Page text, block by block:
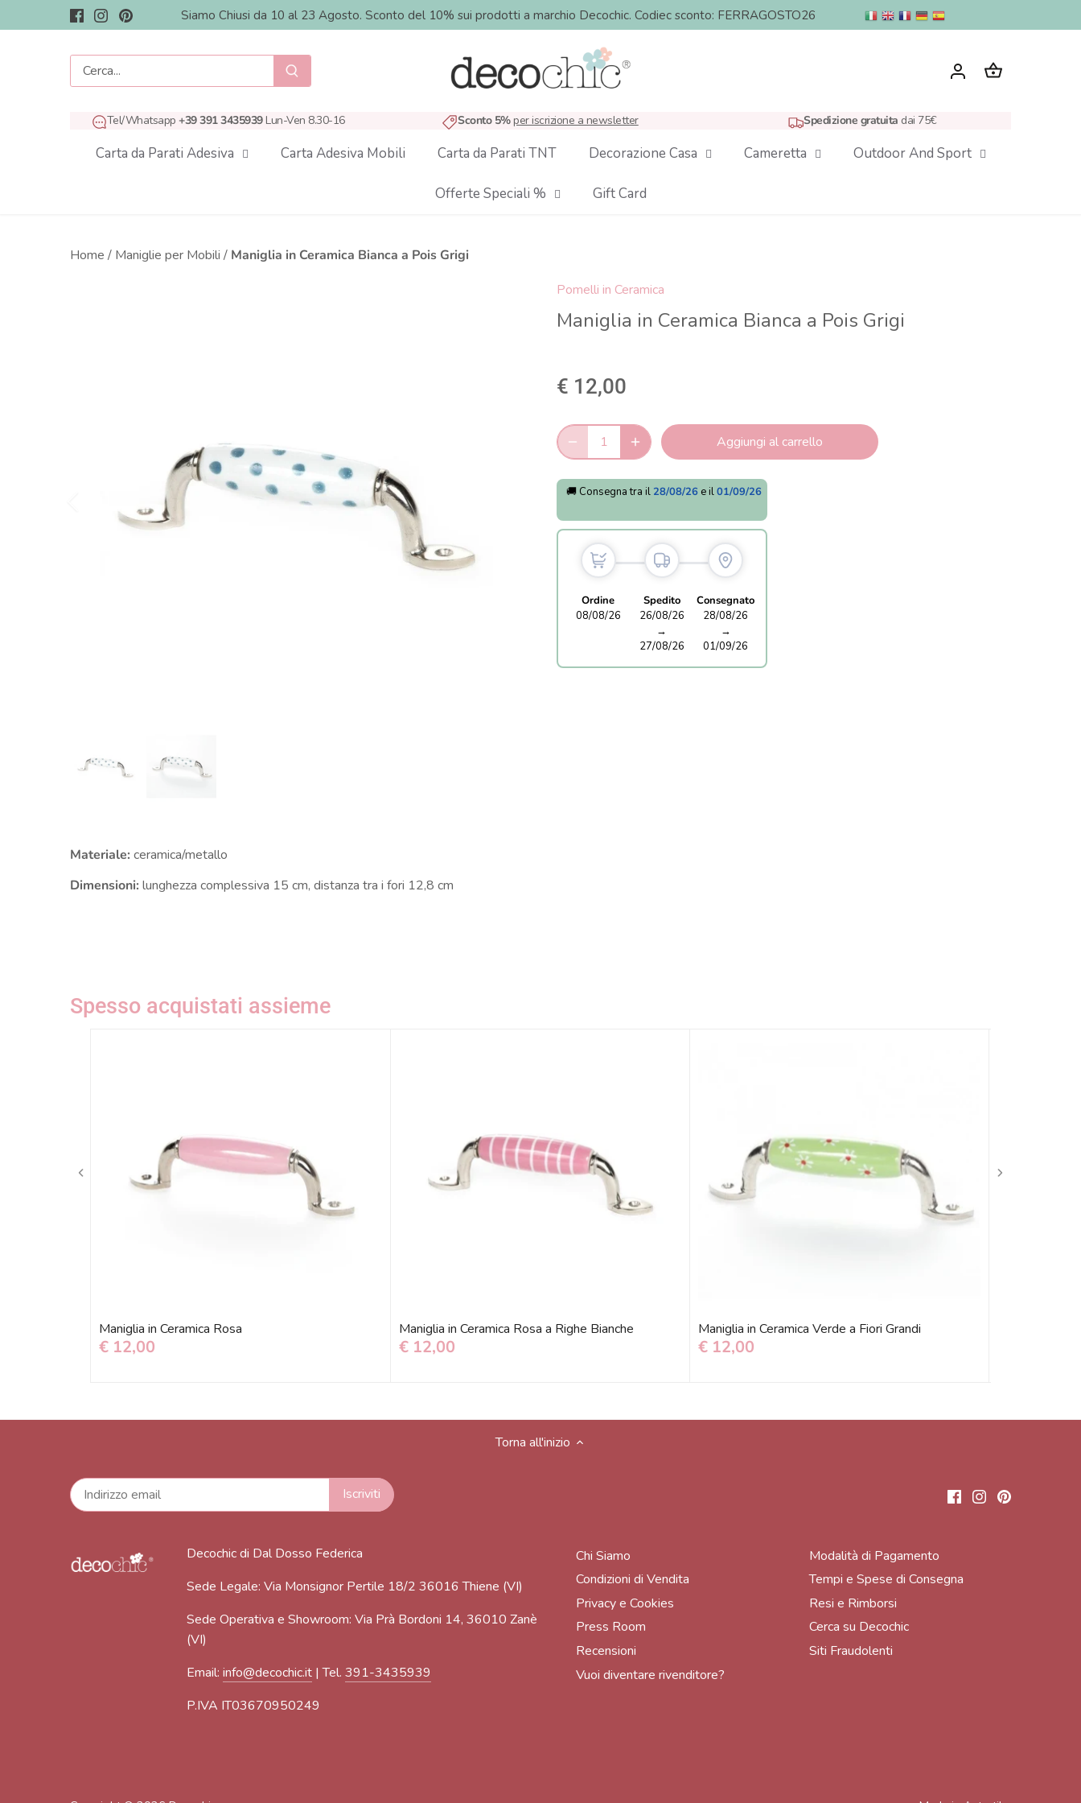
al
Siamo Chiusi da 10 al 23 Agosto. Sconto del 10% sui prodotti a marchio Decochic. Codiec sconto: FERRAGOSTO26
Tel/Whatsapp +39 391 3435939Lun-Ven 8.30-16 Sconto 5%per iscrizione a newsletter Spedizione gratuita dai 75€
Carta da Parati Adesiva Carta Adesiva Mobili Carta da Parati TNT Decorazione Casa Cameretta Outdoor And Sport
Offerte Speciali % Gift Card
Home / Maniglie per Mobili / Maniglia in Ceramica Bianca a Pois Grigi
Pomelli in Ceramica
Maniglia in Ceramica Bianca a Pois Grigi
€ 12,00
Aggiungi al carrello
🚚 Consegna tra il 28/08/26 e il01/09/26
Ordine
08/08/26
Spedito
26/08/26
→
27/08/26
Consegnato
28/08/26
→
01/09/26
Materiale: ceramica/metallo
Dimensioni:lunghezza complessiva 15 cm, distanza tra i fori 12,8 cm
Spesso acquistati assieme
Maniglia in Ceramica Rosa
€ 12,00
Maniglia in Ceramica Rosa a Righe Bianche
€ 12,00
Maniglia in Ceramica Verde a Fiori Grandi
€ 12,00
Torna all'inizio
Decochic di Dal Dosso Federica
Sede Legale: Via Monsignor Pertile 18/2 36016 Thiene (VI)
Sede Operativa e Showroom: Via Prà Bordoni 14, 36010 Zanè
(VI)
Email:info@decochic.it | Tel.391-3435939
P.IVA IT03670950249
Chi Siamo
Condizioni di Vendita
Privacy e Cookies
Press Room
Recensioni
Vuoi diventare rivenditore?
Modalità di Pagamento
Tempi e Spese di Consegna
Resi e Rimborsi
Cerca su Decochic
Siti Fraudolenti